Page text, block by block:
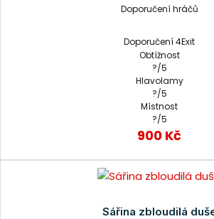
Doporučení hráčů
Doporučení 4Exit
Obtížnost
?/5
Hlavolamy
?/5
Místnost
?/5
900 Kč
Sářina zbloudilá